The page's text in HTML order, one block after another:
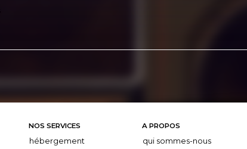
NOS SERVICES
hébergement
A PROPOS
qui sommes-nous